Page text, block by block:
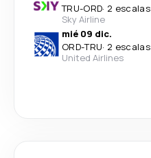
TRU-ORD· 2 escalas
Sky Airline
mié 09 dic.
ORD-TRU· 2 escalas
United Airlines